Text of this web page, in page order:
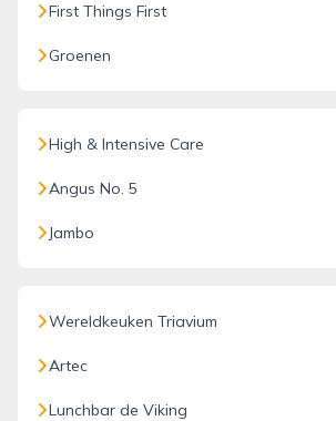
First Things First
Groenen
High & Intensive Care
Angus No. 5
Jambo
Wereldkeuken Triavium
Artec
Lunchbar de Viking